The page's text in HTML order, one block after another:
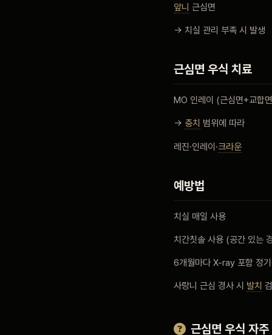
앞니 근심면
→ 치실 관리 부족 시 발생
근심면 우식 치료
MO 인레이 (근심면+교합
→ 충치 범위에 따라
레진·인레이·크라운
예방법
치실 매일 사용
치간칫솔 사용 (공간 있는
6개월마다 X-ray 포함 정
사랑니 근심 경사 시 발치
근심면 우식 자